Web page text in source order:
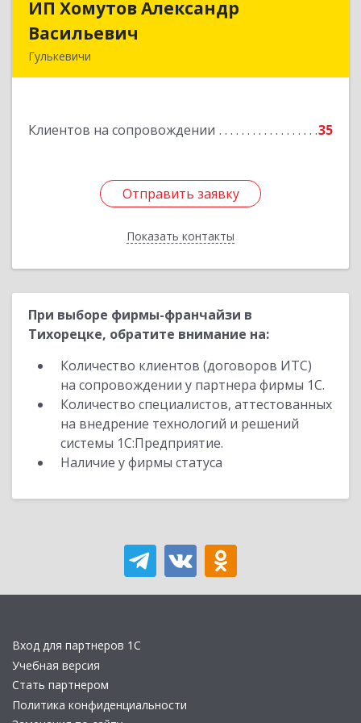
ИП Хомутов Александр
Васильевич
Гулькевичи
Клиентов на сопровождении 35
Отправить заявку
Показать контакты
ИП Хомутов Александр
Подробнее
Отправить заявку
Назад
При выборе фирмы-франчайзи в
Тихорецке, обратите внимание на:
Количество клиентов (договоров ИТС)
на сопровождении у партнера фирмы 1С.
Количество специалистов, аттестованных
на внедрение технологий и решений
системы 1С:Предприятие.
Наличие у фирмы статуса
Вход для партнеров 1С
Учебная версия
Стать партнером
Политика конфиденциальности